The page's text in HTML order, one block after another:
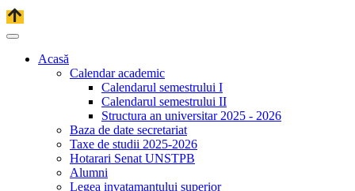
Acasă
Calendar academic
Calendarul semestrului I
Calendarul semestrului II
Structura an universitar 2025 - 2026
Baza de date secretariat
Taxe de studii 2025-2026
Hotarari Senat UNSTPB
Alumni
Legea invatamantului superior